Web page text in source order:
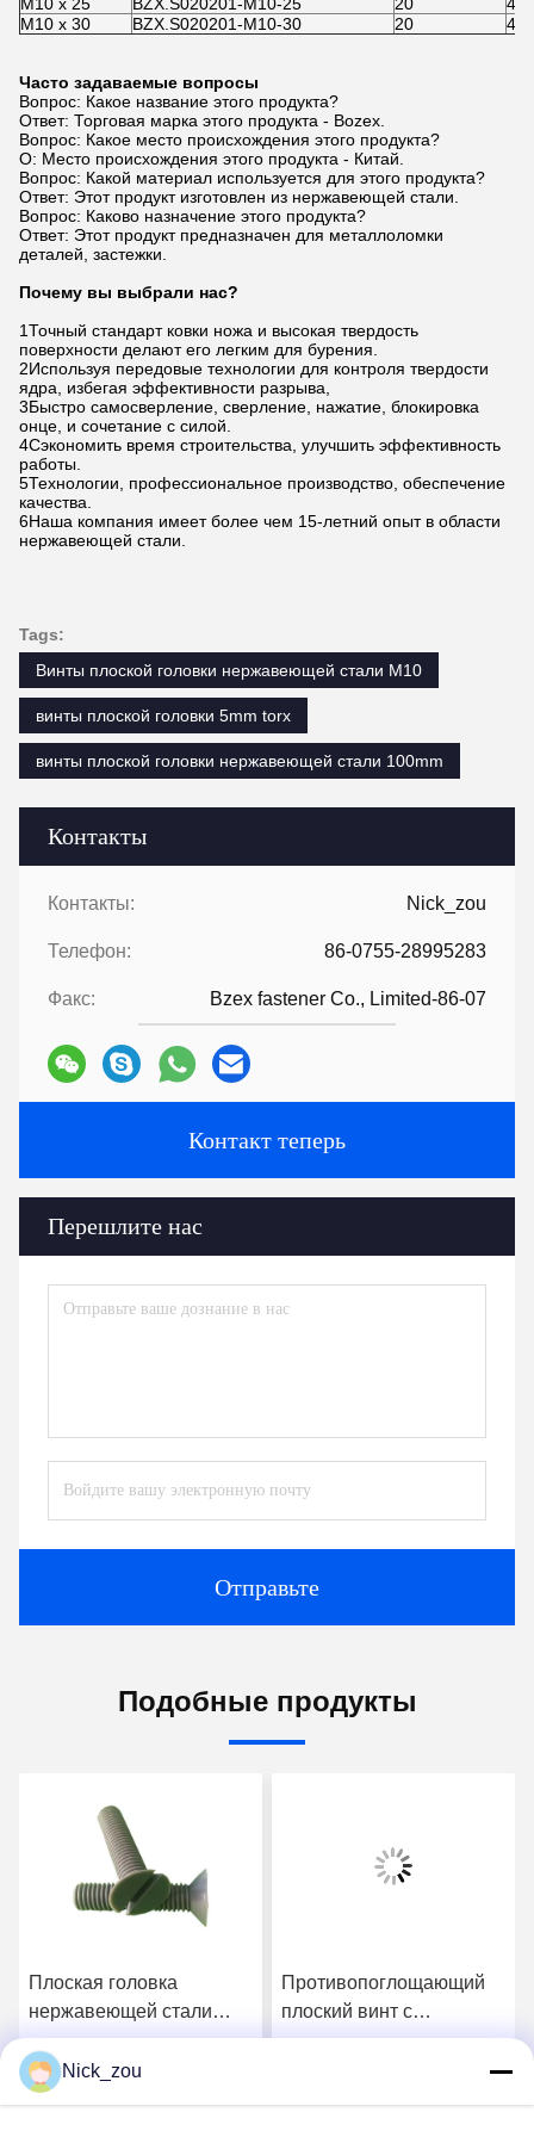
Контакты
Контакты: Nick_zou
Телефон: 86-0755-28995283
Факс: Bzex fastener Co., Limited-86-07
Контакт теперь
Перешлите нас
Отправьте
M10 x 30
BZX.S020201-M10-30 20 4.3
Часто задаваемые вопросы
Вопрос: Какое название этого продукта?
Ответ: Торговая марка этого продукта - Bozex.
Вопрос: Какое место происхождения этого продукта?
О: Место происхождения этого продукта - Китай.
Вопрос: Какой материал используется для этого продукта?
Ответ: Этот продукт изготовлен из нержавеющей стали.
Вопрос: Каково назначение этого продукта?
Ответ: Этот продукт предназначен для металлоломки
деталей, застежки.
Почему вы выбрали нас?
1Точный стандарт ковки ножа и высокая твердость
поверхности делают его легким для бурения.
2Используя передовые технологии для контроля твердости
ядра, избегая эффективности разрыва,
3Быстро самосверление, сверление, нажатие, блокировка
онце, и сочетание с силой.
4Сэкономить время строительства, улучшить эффективность
работы.
5Технологии, профессиональное производство, обеспечение
качества.
6Наша компания имеет более чем 15-летний опыт в области
нержавеющей стали.
Tags:
Винты плоской головки нержавеющей стали M10
винты плоской головки 5mm torx
винты плоской головки нержавеющей стали 100mm
Подобные продукты
Плоская головка
нержавеющей стали
PVC привинчивает M6
прорезала зенкованный
винт плоской головки
Противопоглощающий
плоский винт с
цинковым покрытием
Nick_zou